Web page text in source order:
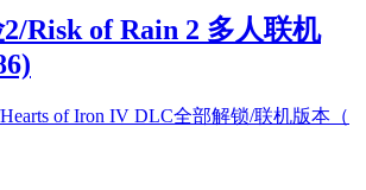
Risk of Rain 2 多人联机